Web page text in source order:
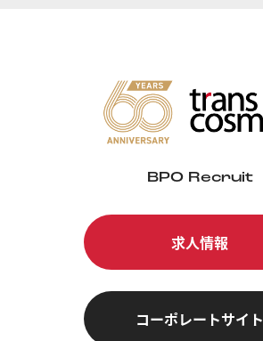
BPO Recruit
求人情報
コーポレートサイト